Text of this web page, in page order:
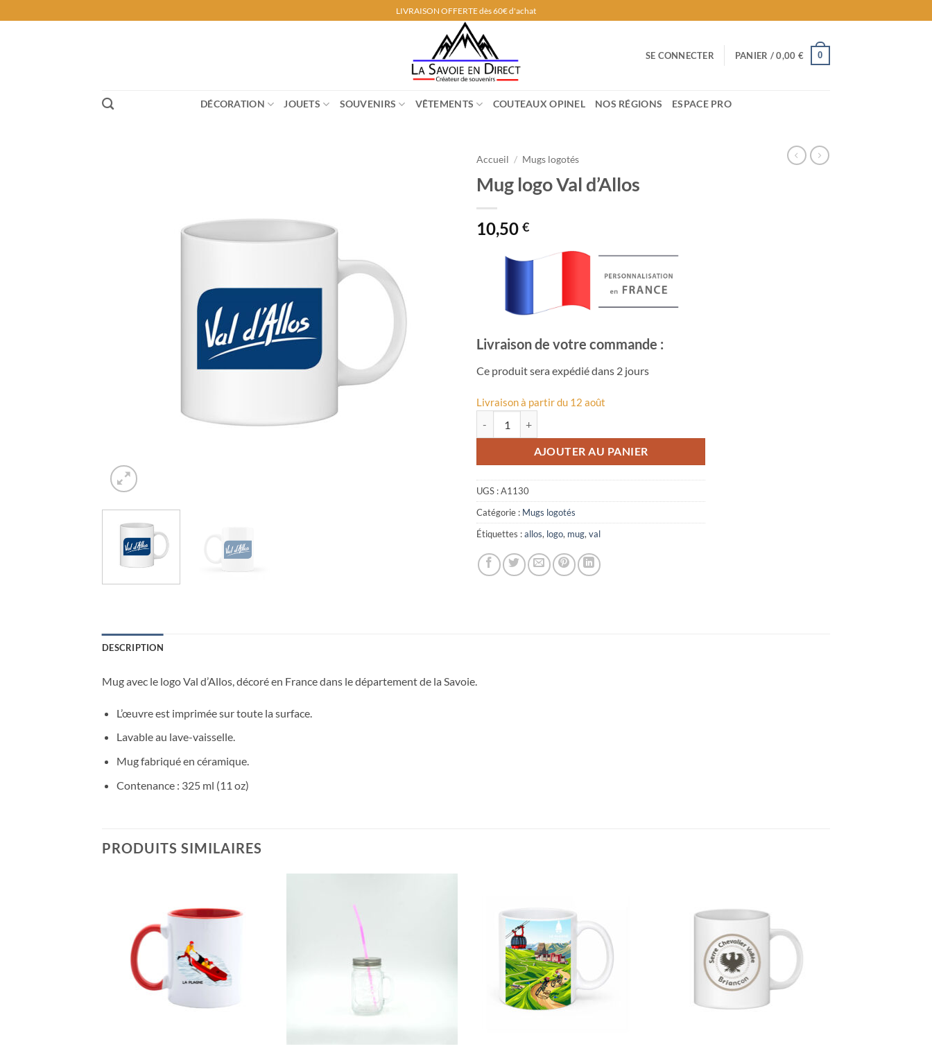
au
LIVRAISON OFFERTE dès 60€ d'achat
SE CONNECTER PANIER /0,00 € 0
DÉCORATION JOUETS SOUVENIRS VÊTEMENTS COUTEAUX OPINEL NOS RÉGIONS ESPACE PRO
Accueil / Mugs logotés
Mug logo Val d’Allos
10,50 €
Livraison de votre commande :
Ce produit sera expédié dans 2 jours
Livraison à partir du 12 août
AJOUTER AU PANIER
UGS :A1130
Catégorie : Mugs logotés
Étiquettes :allos, logo, mug, val
DESCRIPTION
Mug avec le logo Val d’Allos, décoré en France dans le département de la Savoie.
L’œuvre est imprimée sur toute la surface.
Lavable au lave-vaisselle.
Mug fabriqué en céramique.
Contenance : 325 ml (11 oz)
PRODUITS SIMILAIRES